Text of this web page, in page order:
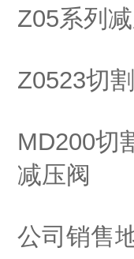
Z05系列
Z0523切
MD200切
减压阀
公司销售